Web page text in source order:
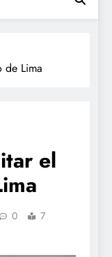
de Lima
el
0
7